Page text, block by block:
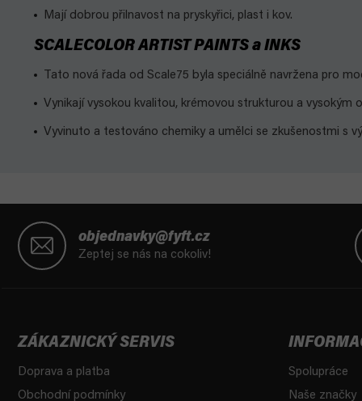
Mají dobrou přilnavost na pryskyřici, plast i kov.
SCALECOLOR ARTIST PAINTS a INKS
Tato nová řada od Scale75 byla speciálně navržena pro
Vynikají vysokou kvalitou, krémovou strukturou a vysokým
Vyvinuto a testováno chemiky a umělci se zkušenostmi s
objednavky@fyft.cz
Zeptej se nás na cokoliv!
ZÁKAZNICKÝ SERVIS
Doprava a platba
Obchodní podmínky
Spolupráce
Naše značky